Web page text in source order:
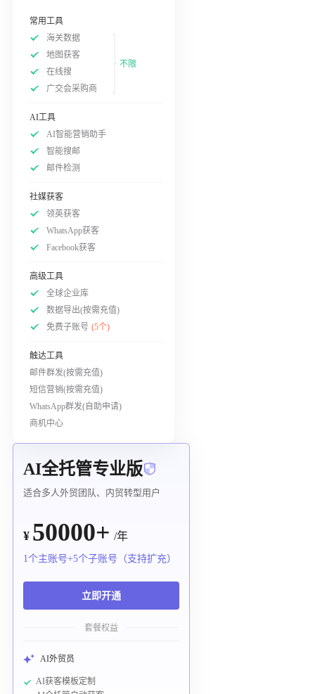
常用工具
海关数据
地图获客
在线搜
广交会采购商
不限
AI工具
AI智能营销助手
智能搜邮
邮件检测
社媒获客
领英获客
WhatsApp获客
Facebook获客
高级工具
全球企业库
数据导出(按需充值)
免费子账号 (5个)
触达工具
邮件群发(按需充值)
短信营销(按需充值)
WhatsApp群发(自助申请)
商机中心
AI全托管专业版
适合多人外贸团队、内贸转型用户
¥ 50000+ /年
1个主账号+5个子账号（支持扩充）
立即开通
套餐权益
AI外贸员
AI获客模板定制